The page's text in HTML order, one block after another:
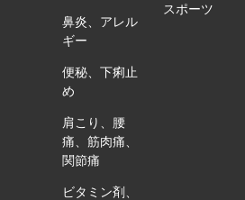
鼻炎、アレル
ギー
便秘、下痢止
め
肩こり、腰
痛、筋肉痛、
関節痛
ビタミン剤、
スポーツ